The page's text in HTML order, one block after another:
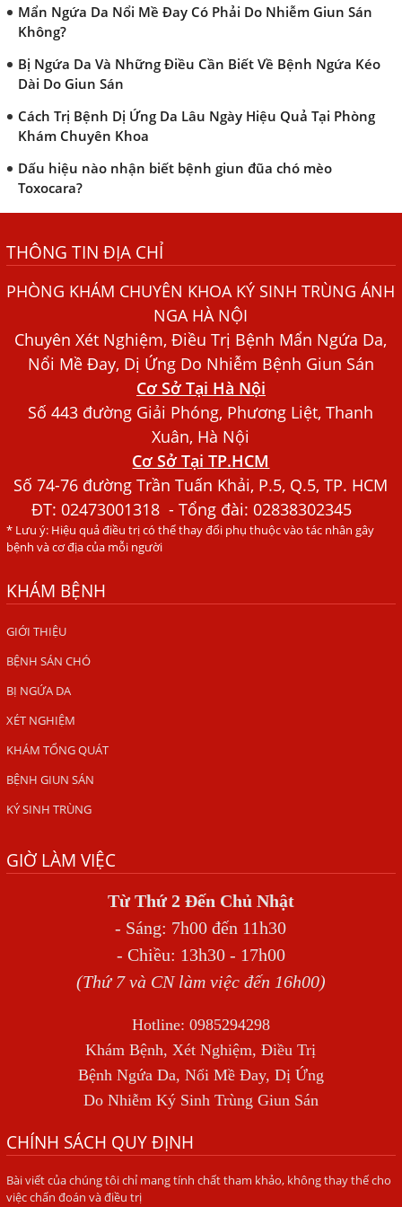
Mẩn Ngứa Da Nổi Mề Đay Có Phải Do Nhiễm Giun Sán
Không?
Bị Ngứa Da Và Những Điều Cần Biết Về Bệnh Ngứa Kéo
Dài Do Giun Sán
Cách Trị Bệnh Dị Ứng Da Lâu Ngày Hiệu Quả Tại Phòng
Khám Chuyên Khoa
Dấu hiệu nào nhận biết bệnh giun đũa chó mèo
Toxocara?
Bệnh Chàm Và Những Yếu Tố Liên Quan Đến Bệnh Giun
Dấu Hiệu Ngứa Da, Dị Ứng, Nổi Mề Đay Do Nhiễm Sán
Bác sĩ Nguyễn Ngọc Ánh Phòng Khám Ánh Nga Đề Tài
Nghiên Cứu Khoa
Xét Nghiệm Giun Sán Gồm Những Loại Nào? Chi Phí Bao
Người Đàn Ông Phát Ban Mẩn Đỏ Khắp Người, Sau Ba
Tháng Mới Tìm Ra Nguyên Nhân
Đau Mắt Đỏ, Nguyên Nhân Và Cách Điều Trị
HÀ NỘI – PHÁT BAN MẨN ĐỎ KHẮP NGƯỜI, ĐI KHÁM
Ăn hải sản sống, coi chừng nhiễm giun sán
TỔNG QUAN VỀ KÉM HẤP THU THỨC ĂN
HÀ NỘI – NHIỄM BA LOẠI KÝ SINH TRÙNG DO THÓI QUEN
ĂN MỘT MÓN ĂN SÁNG
ẤU TRÙNG SÁN CHÓ DI CHUYỂN QUA DA GÂY NGỨA
VIÊM DA ĐỒNG TIỀN
Tại sao khám bệnh viện da liễu nhiều năm không hết
ngứa?
SÁN TRONG NÃO GÂY RA CÁC TRIỆU CHỨNG NHƯ TÂM
Địa Chỉ Điều Trị Bệnh Sán Dây Uy Tín Tại Hà Nội
TỔNG QUAN VỀ NHIỄM GIUN LƯƠN
Đầu Hàng Vì Trị Nhiều Lần Không Khỏi
NHIỄM TRÙNG NÃO DO AMIP, VIÊM MÀNG NÃO DO AMIP
NGUYÊN PHÁT
Trị Bệnh Hôi Miệng Do Nhiễm Ký Sinh Trùng Giun Sán
Có Nên Quá Lo Lắng Khi Bị Ngứa Kéo Dài Do Nhiễm Giun
Đũa Chó Mèo?
THÔNG TIN ĐỊA CHỈ
PHÒNG KHÁM CHUYÊN KHOA KÝ SINH TRÙNG ÁNH
NGA HÀ NỘI
Chuyên Xét Nghiệm, Điều Trị Bệnh Mẩn Ngứa Da,
Nổi Mề Đay, Dị Ứng Do Nhiễm Bệnh Giun Sán
Cơ Sở Tại Hà Nội
Số 443 đường Giải Phóng, Phương Liệt, Thanh
Xuân, Hà Nội
Cơ Sở Tại TP.HCM
Số 74-76 đường Trần Tuấn Khải, P.5, Q.5, TP. HCM
ĐT:02473001318 - Tổng đài: 02838302345
* Lưu ý: Hiệu quả điều trị có thể thay đổi phụ thuộc vào tác nhân gây
bệnh và cơ địa của mỗi người
KHÁM BỆNH
GIỚI THIỆU
BỆNH SÁN CHÓ
BỊ NGỨA DA
XÉT NGHIỆM
KHÁM TỔNG QUÁT
BỆNH GIUN SÁN
KÝ SINH TRÙNG
GIỜ LÀM VIỆC
Từ Thứ 2 Đến Chủ Nhật
- Sáng: 7h00 đến 11h30
- Chiều: 13h30 - 17h00
(Thứ 7 và CN làm việc đến 16h00)
Hotline: 0985294298
Khám Bệnh, Xét Nghiệm, Điều Trị
Bệnh Ngứa Da, Nổi Mề Đay, Dị Ứng
Do Nhiễm Ký Sinh Trùng Giun Sán
CHÍNH SÁCH QUY ĐỊNH
Bài viết của chúng tôi chỉ mang tính chất tham khảo, không thay thế cho
việc chẩn đoán và điều trị